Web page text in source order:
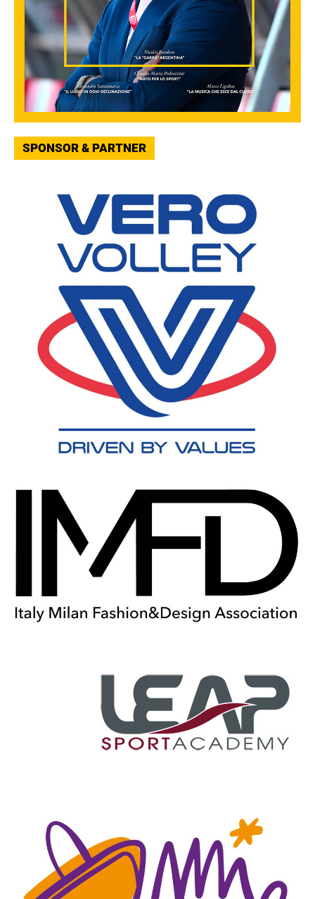
SPONSOR & PARTNER